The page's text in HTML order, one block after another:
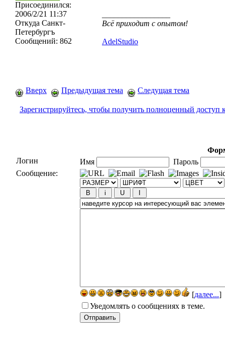
Присоединился:
2006/2/21 11:37
Откуда Санкт-
Петербургъ
Сообщений: 862
Всё приходит с опытом!
AdelStudio
Вверх Предыдущая тема Следущая тема
Зарегистрируйтесь, чтобы получить полноценный доступ
Логин
Имя
Пароль
Сообщение:
[далее...]
Уведомлять о сообщениях в теме.